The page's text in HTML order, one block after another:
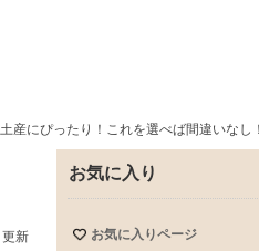
産にぴったり！これを選べば間違いなし！
新
お気に入り
お気に入りページ